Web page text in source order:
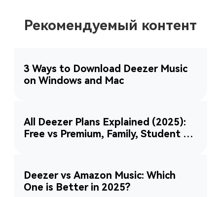
Рекомендуемый контент
3 Ways to Download Deezer Music
on Windows and Mac
All Deezer Plans Explained (2025):
Free vs Premium, Family, Student &
Deezer vs Amazon Music: Which
One is Better in 2025?